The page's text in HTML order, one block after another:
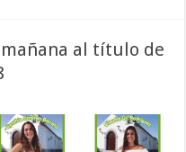
al título de